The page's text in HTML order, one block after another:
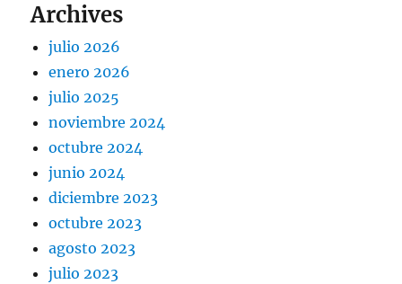
Archives
julio 2026
enero 2026
julio 2025
noviembre 2024
octubre 2024
junio 2024
diciembre 2023
octubre 2023
agosto 2023
julio 2023